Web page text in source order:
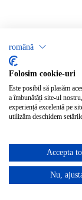
română
Folosim cookie-uri
Este posibil să plasăm
a îmbunătăți site-ul
experiență excelentă pe
utilizăm deschidem
Accepta
Nu,